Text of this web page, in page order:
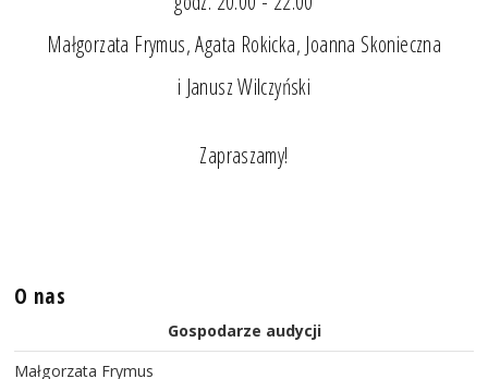
Małgorzata Frymus, Agata Rokicka, Joanna Skonieczna
i Janusz Wilczyński
Zapraszamy!
O nas
Gospodarze audycji
Małgorzata Frymus